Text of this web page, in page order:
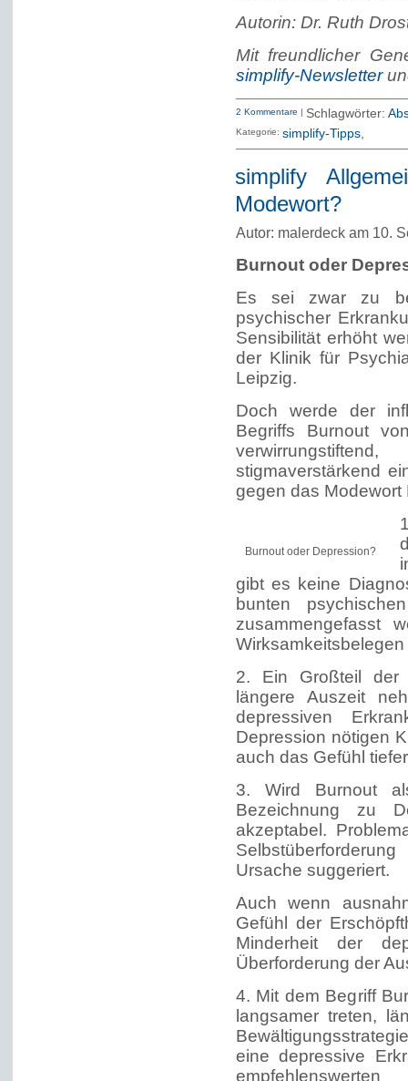
Autorin: Dr. Ruth
Mit freundlicher
simplify-Newsletter
2 Kommentare | Schlagwörter:
Kategorie: simplify-Tipps
simplify
Modewort?
Autor: malerdeck am 10.
Burnout oder
Es sei zwar zu
psychischer
Sensibilität erhöht
der Klinik für
Leipzig.
Doch werde der
Begriffs Burnout
stigmaverstärkend
gegen das Modewort
Burnout oder Depression?
gibt es keine
bunten
zusammengefasst
2. Ein Großteil der
längere Auszeit
depressiven
Depression nötigen
auch das Gefühl
3. Wird Burnout
Bezeichnung zu
akzeptabel.
Ursache suggeriert.
Auch wenn
Gefühl der
Minderheit der
Überforderung der
4. Mit dem Begriff
langsamer treten,
eine depressive